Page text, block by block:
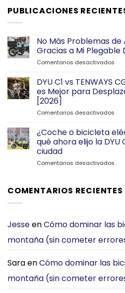
era:
€1,037.00.
PUBLICACIONES
No Más Problemas
Gracias a Mi Plegable
Comentarios desactivados
de
a
Mi
DYU C1 vs TENWAYS
es Mejor para
[2026]
Comentarios desactivados
C1
vs
es
por
¿Coche o bicicleta
qué ahora elijo la
ciudad
Comentarios desactivados
qué
elijo
C3
COMENTARIOS RECIENTES
JesseenCómo dominar las
montaña (sin cometer
SaraenCómo dominar las
montaña (sin cometer